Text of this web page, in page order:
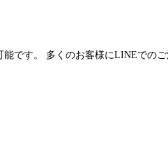
です。 多くのお客様にLINEでの